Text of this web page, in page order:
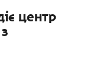
центр